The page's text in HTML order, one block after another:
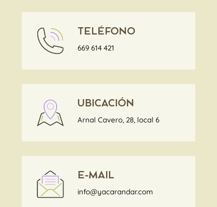
TELÉFONO
669 614 421
UBICACIÓN
Arnal Cavero, 28, local 6
E-MAIL
info@yacarandar.com